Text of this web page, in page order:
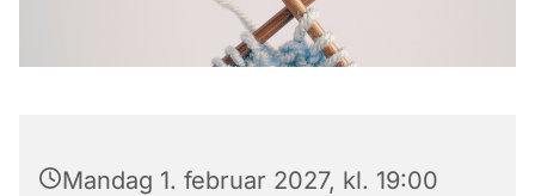
Mandag 1. februar 2027, kl. 19:00